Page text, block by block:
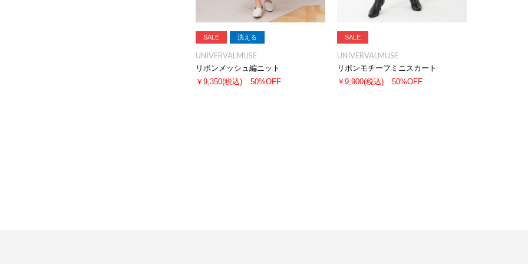
SALE 洗える
UNIVERVALMUSE
リボンメッシュ編ニット
￥9,350(税込) 50%OFF
SALE
UNIVERVALMUSE
リボンモチーフミニスカート
￥9,900(税込) 50%OFF